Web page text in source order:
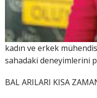
kadın ve erkek
sahadaki deneyimlerini
BAL ARILARI KISA